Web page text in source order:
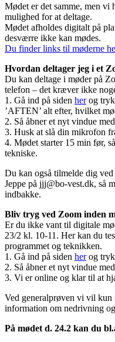
Mødet er det samme, men vi
mulighed for at deltage.
Mødet afholdes digitalt på
desværre ikke kan mødes.
Du finder links til møderne
Hvordan deltager jeg i et
Du kan deltage i møder på
telefon – det kræver ikke
1. Gå ind på siden herog tryk
’AFTEN’ alt efter, hvilket
2. Så åbner et nyt vindue
3. Husk at slå din mikrofon
4. Mødet starter 15 min før,
tekniske.
Du kan også tilmelde dig
Jeppe på jjj@bo-vest.dk, så
indbakke.
Bliv tryg ved Zoom inden
Er du ikke vant til digitale
23/2 kl. 10-11. Her kan du
programmet og teknikken.
1. Gå ind på siden herog
2. Så åbner et nyt vindue
3. Vi er online og klar til at
Ved generalprøven vi vil
information om nedrivning
På mødet d. 24.2 kan du